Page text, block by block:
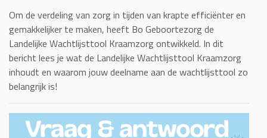
Om de verdeling van zorg in tijden van krapte efficiënter en
gemakkelijker te maken, heeft Bo Geboortezorg de
Landelijke Wachtlijsttool Kraamzorg ontwikkeld. In dit
bericht lees je wat de Landelijke Wachtlijsttool Kraamzorg
inhoudt en waarom jouw deelname aan de wachtlijsttool zo
belangrijk is!